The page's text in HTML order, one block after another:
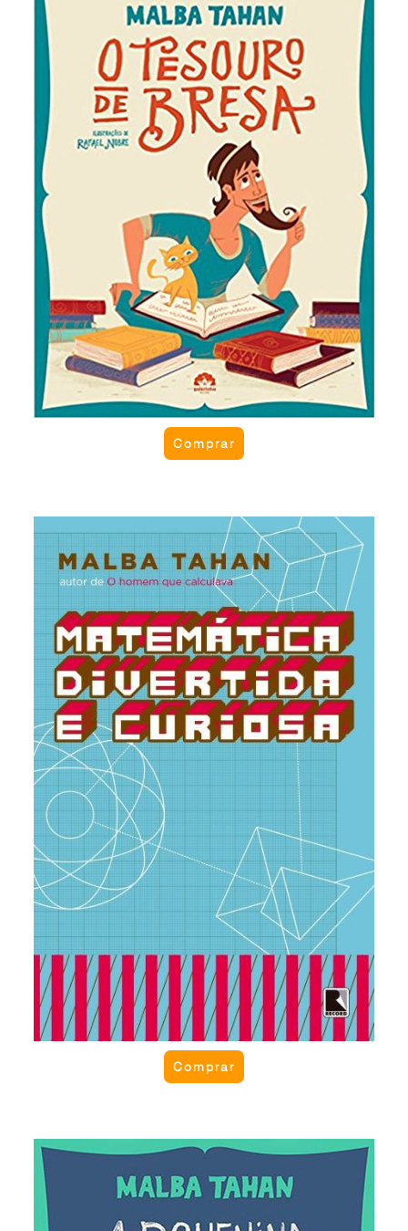
O alfaiate Enedim sonhava em se tornar rico. Um
misterioso vendedor lhe ofereceu um livro com a
localização do lendário tesouro de Bresa. O livro
era repleto de códigos e escrito em vários idiomas.
Enedim conseguiu descobrir o tesouro? O que
aconteceu?
Comprar
Matemática divertida e curiosa
Uma das obras pioneiras da pedagogia de Malba
Tahan com recreações e curiosidades da
Matemática, que transformam a aridez dos
números em desafios e brincadeiras de raciocínio
claro e simples. Ideal para o professor de
Matemática do Ensino Fundamental. Apresenta o
famoso problema “Os sete navios de Laisant”.
Comprar
A pequenina luz azul
Ao acordar no meio da madrugada, o sultão El-
Khamir ficou intrigado com uma pequenina luz azul